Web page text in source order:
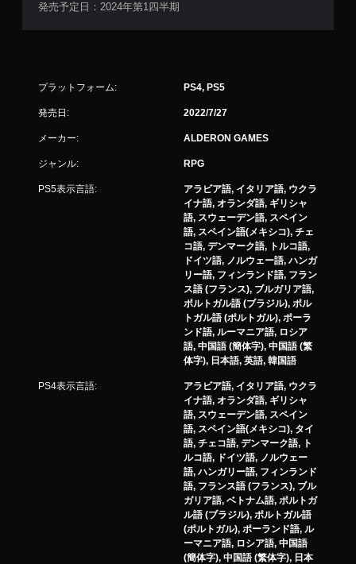
発売予定日：2024年第1四半期
プラットフォーム: PS4, PS5
発売日: 2022/7/27
メーカー: ALDERON GAMES
ジャンル: RPG
PS5表示言語:
アラビア語, イタリア語, ウクラ
イナ語, オランダ語, ギリシャ
語, スウェーデン語, スペイン
語, スペイン語(メキシコ), チェ
コ語, デンマーク語, トルコ語,
ドイツ語, ノルウェー語, ハンガ
リー語, フィンランド語, フラン
ス語 (フランス), ブルガリア語,
ポルトガル語 (ブラジル), ポル
トガル語 (ポルトガル), ポーラ
ンド語, ルーマニア語, ロシア
語, 中国語 (簡体字), 中国語 (繁
体字), 日本語, 英語, 韓国語
PS4表示言語:
アラビア語, イタリア語, ウクラ
イナ語, オランダ語, ギリシャ
語, スウェーデン語, スペイン
語, スペイン語(メキシコ), タイ
語, チェコ語, デンマーク語, ト
ルコ語, ドイツ語, ノルウェー
語, ハンガリー語, フィンランド
語, フランス語 (フランス), ブル
ガリア語, ベトナム語, ポルトガ
ル語 (ブラジル), ポルトガル語
(ポルトガル), ポーランド語, ル
ーマニア語, ロシア語, 中国語
(簡体字), 中国語 (繁体字), 日本